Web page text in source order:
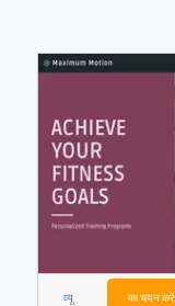
व्यू का चयन करें